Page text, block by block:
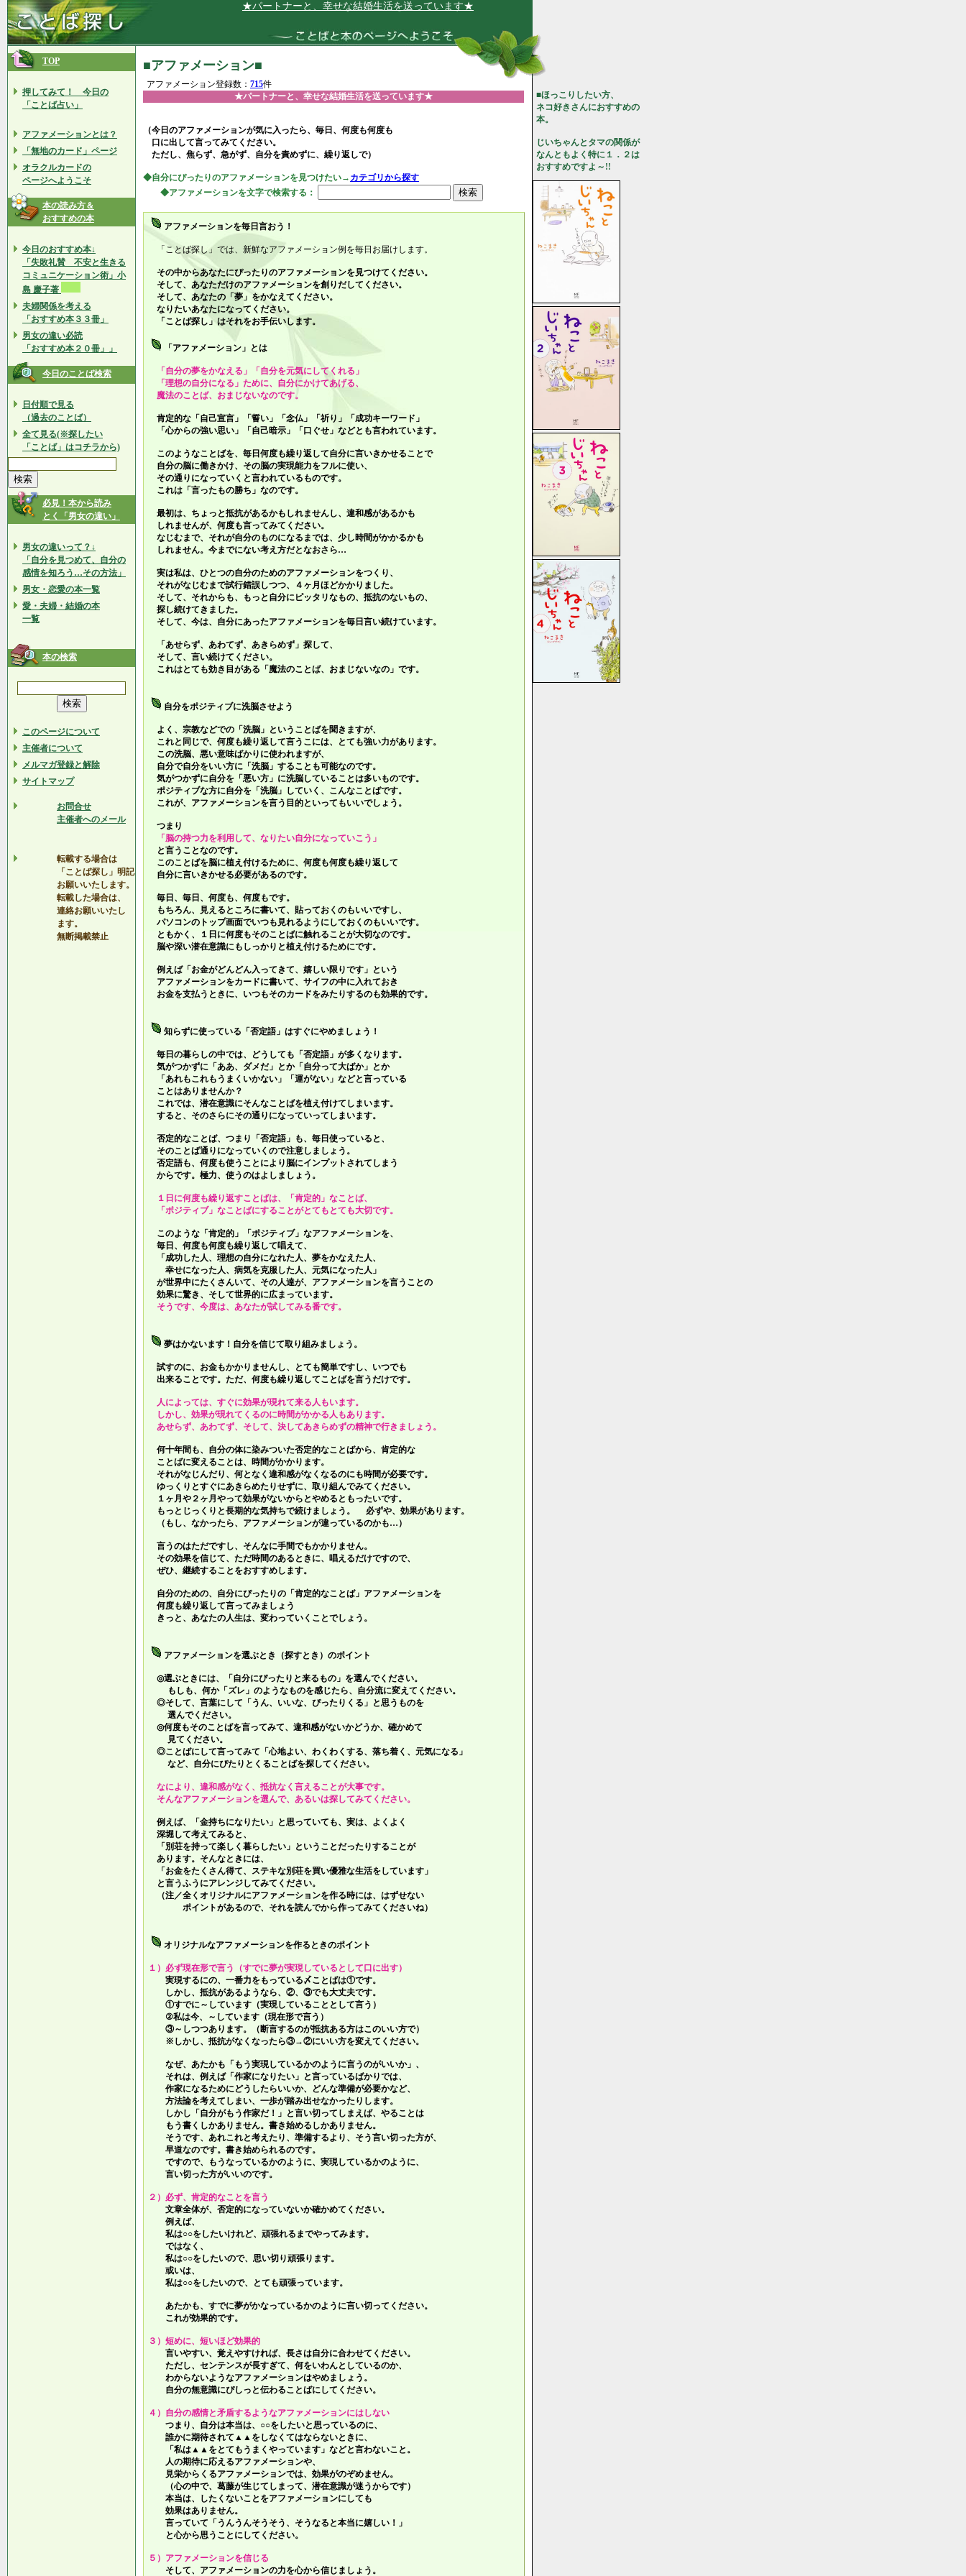
★パートナーと、幸せな結婚生活を送っています★
TOP
押してみて！ 今日の
「ことば占い」
アファメーションとは？
「無地のカード」ページ
オラクルカードの
ページへようこそ
本の読み方＆
おすすめの本
今日のおすすめ本↓
「失敗礼賛 不安と生きる
コミュニケーション術」小
島 慶子著
夫婦関係を考える
「おすすめ本３３冊」
男女の違い必読
「おすすめ本２０冊」」
今日のことば検索
日付順で見る
（過去のことば）
全て見る(※探したい
「ことば」はコチラから)
必見！本から読み
とく「男女の違い」
男女の違いって？↓
「自分を見つめて、自分の
感情を知ろう…その方法」
男女・恋愛の本一覧
愛・夫婦・結婚の本
一覧
本の検索
このページについて
主催者について
メルマガ登録と解除
サイトマップ
お問合せ
主催者へのメール
転載する場合は
「ことば探し」明記
お願いいたします。
転載した場合は、
連絡お願いいたし
ます。
無断掲載禁止
■アファメーション■
アファメーション登録数： 715件
★パートナーと、幸せな結婚生活を送っています★
（今日のアファメーションが気に入ったら、毎日、何度も何度も
口に出して言ってみてください。
ただし、焦らず、急がず、自分を責めずに、繰り返しで）
◆自分にぴったりのアファメーションを見つけたい→ カテゴリから探す
◆アファメーションを文字で検索する：
アファメーションを毎日言おう！
「ことば探し」では、新鮮なアファメーション例を毎日お届けします。
その中からあなたにぴったりのアファメーションを見つけてください。
そして、あなただけのアファメーションを創りだしてください。
そして、あなたの「夢」をかなえてください。
なりたいあなたになってください。
「ことば探し」はそれをお手伝いします。
「アファメーション」とは
「自分の夢をかなえる」「自分を元気にしてくれる」
「理想の自分になる」ために、自分にかけてあげる、
魔法のことば、おまじないなのです。
肯定的な「自己宣言」「誓い」「念仏」「祈り」「成功キーワード」
「心からの強い思い」「自己暗示」「口ぐせ」 などとも言われています。
このようなことばを、毎日何度も繰り返して自分に言いきかせることで
自分の脳に働きかけ、その脳の実現能力をフルに使い、
その通りになっていくと言われているものです。
これは「言ったもの勝ち」なのです。
最初は、ちょっと抵抗があるかもしれませんし、違和感があるかも
しれませんが、何度も言ってみてください。
なじむまで、それが自分のものになるまでは、少し時間がかかるかも
しれません。今までにない考え方だとなおさら…
実は私は、ひとつの自分のためのアファメーションをつくり、
それがなじむまで試行錯誤しつつ、４ヶ月ほどかかりました。
そして、それからも、もっと自分にピッタリなもの、抵抗のないもの、
探し続けてきました。
そして、今は、自分にあったアファメーションを毎日言い続けています。
「あせらず、あわてず、あきらめず」探して、
そして、言い続けてください。
これはとても効き目がある「魔法のことば、おまじないなの」です。
自分をポジティブに洗脳させよう
よく、宗教などでの「洗脳」ということばを聞きますが、
これと同じで、何度も繰り返して言うこには、とても強い力があります。
この洗脳、悪い意味ばかりに使われますが、
自分で自分をいい方に「洗脳」することも可能なのです。
気がつかずに自分を「悪い方」に洗脳していることは多いものです。
ポジティブな方に自分を「洗脳」していく、こんなことばです。
これが、アファメーションを言う目的といってもいいでしょう。
つまり
「脳の持つ力を利用して、なりたい自分になっていこう」
と言うことなのです。
このことばを脳に植え付けるために、何度も何度も繰り返して
自分に言いきかせる必要があるのです。
毎日、毎日、何度も、何度もです。
もちろん、見えるところに書いて、貼っておくのもいいですし、
パソコンのトップ画面でいつも見れるようにしておくのもいいです。
ともかく、１日に何度もそのことばに触れることが大切なのです。
脳や深い潜在意識にもしっかりと植え付けるためにです。
例えば「お金がどんどん入ってきて、嬉しい限りです」という
アファメーションをカードに書いて、サイフの中に入れておき
お金を支払うときに、いつもそのカードをみたりするのも効果的です。
知らずに使っている「否定語」はすぐにやめましょう！
毎日の暮らしの中では、どうしても「否定語」が多くなります。
気がつかずに「ああ、ダメだ」とか「自分って大ばか」とか
「あれもこれもうまくいかない」「運がない」などと言っている
ことはありませんか？
これでは、潜在意識にそんなことばを植え付けてしまいます。
すると、そのさらにその通りになっていってしまいます。
否定的なことば、つまり「否定語」も、毎日使っていると、
そのことば通りになっていくので注意しましょう。
否定語も、何度も使うことにより脳にインプットされてしまう
からです。極力、使うのはよしましょう。
１日に何度も繰り返すことばは、「肯定的」なことば、
「ポジティブ」なことばにすることがとてもとても大切です。
このような「肯定的」「ポジティブ」なアファメーションを、
毎日、何度も何度も繰り返して唱えて、
「成功した人、理想の自分になれた人、夢をかなえた人、
幸せになった人、病気を克服した人、元気になった人」
が世界中にたくさんいて、その人達が、アファメーションを言うことの
効果に驚き、そして世界的に広まっています。
そうです、今度は、あなたが試してみる番です。
夢はかないます！自分を信じて取り組みましょう。
試すのに、お金もかかりませんし、とても簡単ですし、いつでも
出来ることです。ただ、何度も繰り返してことばを言うだけです。
人によっては、すぐに効果が現れて来る人もいます。
しかし、効果が現れてくるのに時間がかかる人もあります。
あせらず、あわてず、そして、決してあきらめずの精神で行きましょう。
何十年間も、自分の体に染みついた否定的なことばから、肯定的な
ことばに変えることは、時間がかかります。
それがなじんだり、何となく違和感がなくなるのにも時間が必要です。
ゆっくりとすぐにあきらめたりせずに、取り組んでみてください。
１ヶ月や２ヶ月やって効果がないからとやめるともったいです。
もっとじっくりと長期的な気持ちで続けましょう。 必ずや、効果があります。
（もし、なかったら、アファメーションが違っているのかも…）
言うのはただですし、そんなに手間でもかかりません。
その効果を信じて、ただ時間のあるときに、唱えるだけですので、
ぜひ、継続することをおすすめします。
自分のための、自分にぴったりの「肯定的なことば」アファメーションを
何度も繰り返して言ってみましょう
きっと、あなたの人生は、変わっていくことでしょう。
アファメーションを選ぶとき（探すとき）のポイント
◎選ぶときには、「自分にぴったりと来るもの」を選んでください。
もしも、何か「ズレ」のようなものを感じたら、自分流に変えてください。
◎そして、言葉にして「うん、いいな、ぴったりくる」と思うものを
選んでください。
◎何度もそのことばを言ってみて、違和感がないかどうか、確かめて
見てください。
◎ことばにして言ってみて「心地よい、わくわくする、落ち着く、元気になる」
など、自分にぴたりとくることばを探してください。
なにより、違和感がなく、抵抗なく言えることが大事です。
そんなアファメーションを選んで、あるいは探してみてください。
例えば、「金持ちになりたい」と思っていても、実は、よくよく
深堀して考えてみると、
「別荘を持って楽しく暮らしたい」ということだったりすることが
あります。そんなときには、
「お金をたくさん得て、ステキな別荘を買い優雅な生活をしています」
と言うふうにアレンジしてみてください。
（注／全くオリジナルにアファメーションを作る時には、はずせない
ポイントがあるので、それを読んでから作ってみてくださいね）
オリジナルなアファメーションを作るときのポイント
１）必ず現在形で言う（すでに夢が実現しているとして口に出す）
実現するにの、一番力をもっている〆ことばは①です。
しかし、抵抗があるようなら、②、③でも大丈夫です。
①すでに～しています（実現していることとして言う）
②私は今、～しています（現在形で言う）
③～しつつあります。（断言するのが抵抗ある方はこのいい方で）
※しかし、抵抗がなくなったら③→②にいい方を変えてください。
なぜ、あたかも「もう実現しているかのように言うのがいいか」、
それは、例えば「作家になりたい」と言っているばかりでは、
作家になるためにどうしたらいいか、どんな準備が必要かなど、
方法論を考えてしまい、一歩が踏み出せなかったりします。
しかし「自分がもう作家だ！」と言い切ってしまえば、やることは
もう書くしかありません。書き始めるしかありません。
そうです、あれこれと考えたり、準備するより、そう言い切った方が、
早道なのです。書き始められるのです。
ですので、もうなっているかのように、実現しているかのように、
言い切った方がいいのです。
２）必ず、肯定的なことを言う
文章全体が、否定的になっていないか確かめてください。
例えば、
私は○○をしたいけれど、頑張れるまでやってみます。
ではなく、
私は○○をしたいので、思い切り頑張ります。
或いは、
私は○○をしたいので、とても頑張っています。
あたかも、すでに夢がかなっているかのように言い切ってください。
これが効果的です。
３）短めに、短いほど効果的
言いやすい、覚えやすければ、長さは自分に合わせてください。
ただし、センテンスが長すぎて、何をいわんとしているのか、
わからないようなアファメーションはやめましょう。
自分の無意識にぴしっと伝わることばにしてください。
４）自分の感情と矛盾するようなアファメーションにはしない
つまり、自分は本当は、○○をしたいと思っているのに、
誰かに期待されて▲▲をしなくてはならないときに、
「私は▲▲をとてもうまくやっています」などと言わないこと。
人の期待に応えるアファメーションや、
見栄からくるアファメーションでは、効果がのぞめません。
（心の中で、葛藤が生じてしまって、潜在意識が迷うからです）
本当は、したくないことをアファメーションにしても
効果はありません。
言っていて 「うんうんそうそう、そうなると本当に嬉しい！」
と心から思うことにしてください。
５）アファメーションを信じる
そして、アファメーションの力を心から信じましょう。
■ほっこりしたい方、
ネコ好きさんにおすすめの
本。
じいちゃんとタマの関係が
なんともよく特に１．２は
おすすめですよ～!!